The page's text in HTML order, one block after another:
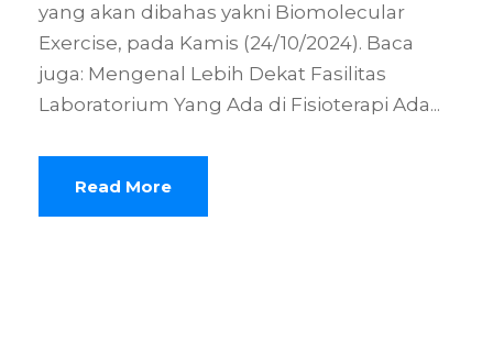
yang akan dibahas yakni Biomolecular
Exercise, pada Kamis (24/10/2024). Baca
juga: Mengenal Lebih Dekat Fasilitas
Laboratorium Yang Ada di Fisioterapi Ada...
Read More